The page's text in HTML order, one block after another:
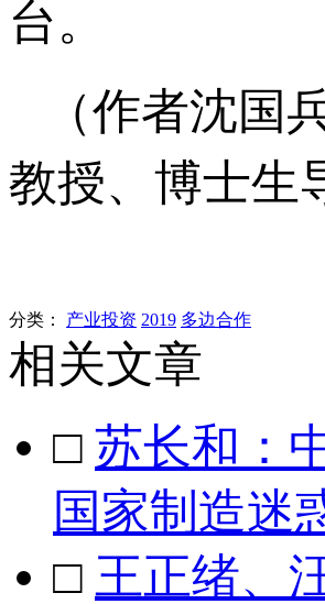
台。
（作者沈国
教授、博士生
分类： 产业投资 2019 多边合作
相关文章
□ 苏长和：
国家制造迷
□ 王正绪、